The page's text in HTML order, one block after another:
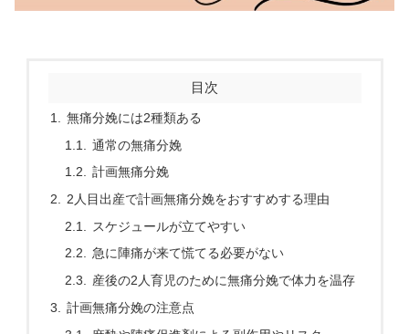
目次
無痛分娩には2種類ある
通常の無痛分娩
計画無痛分娩
2人目出産で計画無痛分娩をおすすめする理由
スケジュールが立てやすい
急に陣痛が来て慌てる必要がない
産後の2人育児のために無痛分娩で体力を温存
計画無痛分娩の注意点